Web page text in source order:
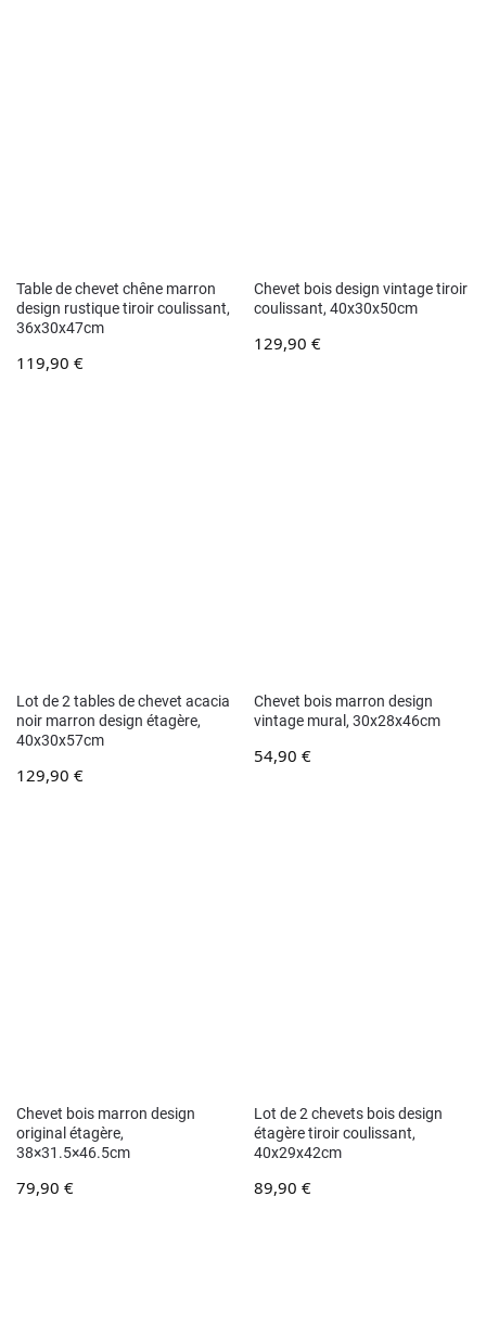
Table de chevet chêne marron
design rustique tiroir coulissant,
36x30x47cm
119,90 €
Chevet bois design vintage tiroir
coulissant, 40x30x50cm
129,90 €
Lot de 2 tables de chevet acacia
noir marron design étagère,
40x30x57cm
129,90 €
Chevet bois marron design
vintage mural, 30x28x46cm
54,90 €
Chevet bois marron design
original étagère,
38×31.5×46.5cm
79,90 €
Lot de 2 chevets bois design
étagère tiroir coulissant,
40x29x42cm
89,90 €